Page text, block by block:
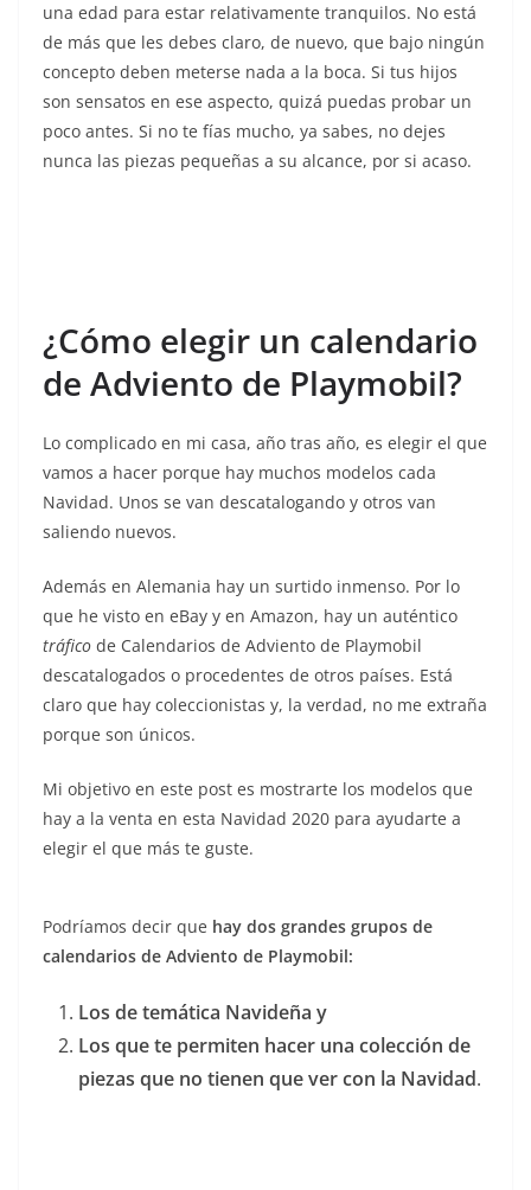
una edad para estar relativamente tranquilos. No está
de más que les debes claro, de nuevo, que bajo ningún
concepto deben meterse nada a la boca. Si tus hijos
son sensatos en ese aspecto, quizá puedas probar un
poco antes. Si no te fías mucho, ya sabes, no dejes
nunca las piezas pequeñas a su alcance, por si acaso.
¿Cómo elegir un calendario
de Adviento de Playmobil?
Lo complicado en mi casa, año tras año, es elegir el que
vamos a hacer porque hay muchos modelos cada
Navidad. Unos se van descatalogando y otros van
saliendo nuevos.
Además en Alemania hay un surtido inmenso. Por lo
que he visto en eBay y en Amazon, hay un auténtico
tráfico de Calendarios de Adviento de Playmobil
descatalogados o procedentes de otros países. Está
claro que hay coleccionistas y, la verdad, no me extraña
porque son únicos.
Mi objetivo en este post es mostrarte los modelos que
hay a la venta en esta Navidad 2020 para ayudarte a
elegir el que más te guste.
Podríamos decir que hay dos grandes grupos de
calendarios de Adviento de Playmobil:
Los de temática Navideña y
Los que te permiten hacer una colección de
piezas que no tienen que ver con la Navidad.